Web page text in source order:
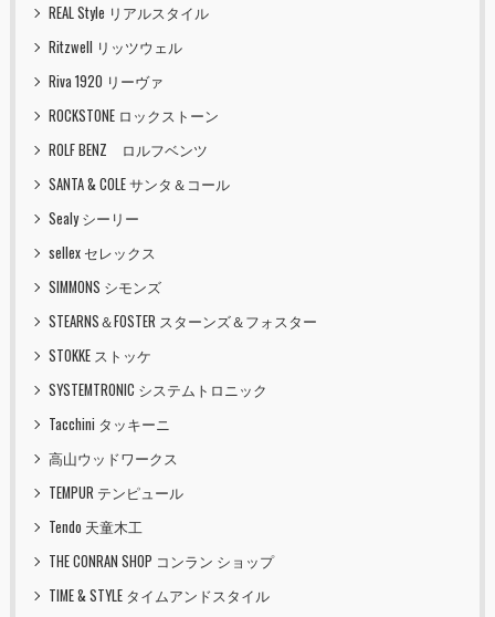
REAL Style リアルスタイル
Ritzwell リッツウェル
Riva 1920 リーヴァ
ROCKSTONE ロックストーン
ROLF BENZ ロルフベンツ
SANTA & COLE サンタ＆コール
Sealy シーリー
sellex セレックス
SIMMONS シモンズ
STEARNS＆FOSTER スターンズ＆フォスター
STOKKE ストッケ
SYSTEMTRONIC システムトロニック
Tacchini タッキーニ
高山ウッドワークス
TEMPUR テンピュール
Tendo 天童木工
THE CONRAN SHOP コンラン ショップ
TIME & STYLE タイムアンドスタイル